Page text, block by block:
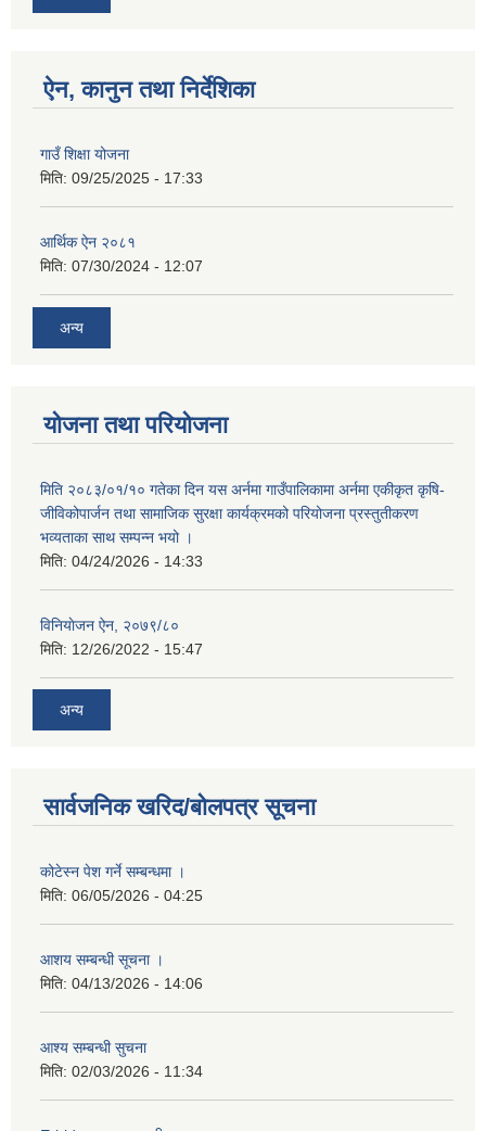
ऐन, कानुन तथा निर्देशिका
गाउँ शिक्षा योजना
मिति: 09/25/2025 - 17:33
आर्थिक ऐन २०८१
मिति: 07/30/2024 - 12:07
अन्य
योजना तथा परियोजना
मिति २०८३/०१/१० गतेका दिन यस अर्नमा गाउँपालिकामा अर्नमा एकीकृत कृषि-
जीविकोपार्जन तथा सामाजिक सुरक्षा कार्यक्रमको परियोजना प्रस्तुतीकरण
भव्यताका साथ सम्पन्न भयो ।
मिति: 04/24/2026 - 14:33
विनियाेजन ऐन, २०७९/८०
मिति: 12/26/2022 - 15:47
अन्य
सार्वजनिक खरिद/बोलपत्र सूचना
कोटेस्न पेश गर्ने सम्बन्धमा ।
मिति: 06/05/2026 - 04:25
आशय सम्बन्धी सूचना ।
मिति: 04/13/2026 - 14:06
आश्य सम्बन्धी सुचना
मिति: 02/03/2026 - 11:34